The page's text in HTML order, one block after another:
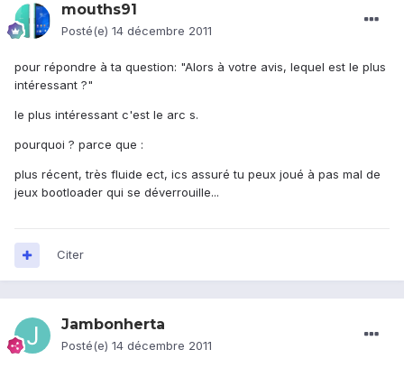
mouths91
Posté(e) 14 décembre 2011
pour répondre à ta question: "Alors à votre avis, lequel est le plus
intéressant ?"
le plus intéressant c'est le arc s.
pourquoi ? parce que :
plus récent, très fluide ect, ics assuré tu peux joué à pas mal de
jeux bootloader qui se déverrouille...
Citer
Jambonherta
Posté(e) 14 décembre 2011